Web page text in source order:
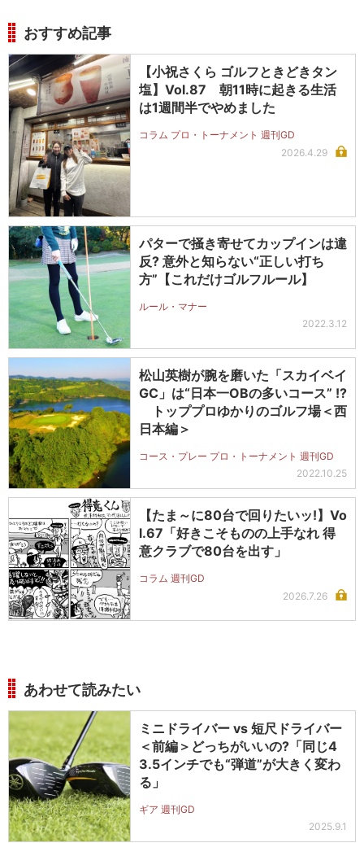
おすすめ記事
【小祝さくら ゴルフときどきタン
塩】Vol.87 朝11時に起きる生活
は1週間半でやめました
コラム プロ・トーナメント 週刊GD
2026.4.29
パターで掻き寄せてカップインは違
反? 意外と知らない“正しい打ち
方”【これだけゴルフルール】
ルール・マナー
2022.3.12
松山英樹が腕を磨いた「スカイベイ
GC」は“日本一OBの多いコース” !?
トッププロゆかりのゴルフ場＜西
日本編＞
コース・プレー プロ・トーナメント 週刊GD
2022.10.25
【たま～に80台で回りたいッ!】Vo
l.67「好きこそものの上手なれ 得
意クラブで80台を出す」
コラム 週刊GD
2026.7.26
あわせて読みたい
ミニドライバー vs 短尺ドライバー
＜前編＞どっちがいいの?「同じ4
3.5インチでも“弾道”が大きく変わ
る」
ギア 週刊GD
2025.9.1